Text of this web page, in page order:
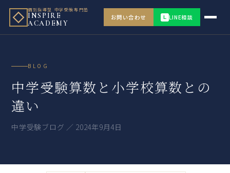
個別指導型 中学受験専門塾
INSPIRE
ACADEMY
お問い合わせ L LINE相談
BLOG
中学受験算数と小学校算数との
違い
中学受験ブログ ／ 2024年9月4日